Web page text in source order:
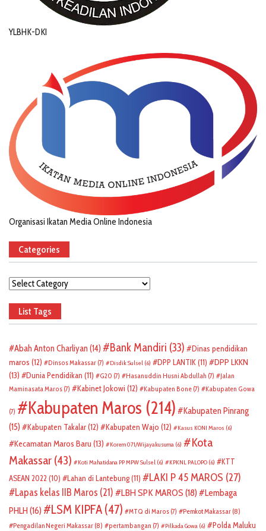
YLBHK-DKI
Organisasi Ikatan Media Online Indonesia
Categories
Categories
List Tags
Abah Anton Charliyan (14) Bank Mandiri (33)
Dinas pendidikan
maros (12) Dinsos Makassar (7) Disdik Sulsel (6) DPP LANTIK(11)
DPP LKKN
(13)
Dunia Pendidikan (11) G20 (7) Hasanuddin Husni Abdullah (7)
Jalan
Maminasata Maros (7) Kabinet Jokowi (12) Kabupaten Bone (7) Kabupaten Gowa
(7) Kabupaten Maros (214)
Kabupaten Pinrang
(15)
Kabupaten Takalar(12) Kabupaten Wajo (12) Kasus KONI Maros (6)
Kecamatan Maros Baru (13) Korem 071/Wijayakusuma (6)
Kota
Makassar (43) Koti Mahatidana PP MPW Sulsel (6) KPKNL PALOPO (6)
KTT
ASEAN 2022 (10) Lahan di Lantebung(11) LAKI P 45 MAROS (27)
Lapas kelas IIB Maros (21) LBH SPK MAROS (18)
Lembaga
PHLH (16) LSM KIPFA (47) MTQ di Maros (7) Pemkot Makassar (8)
Pengadilan Negeri Makassar (8) pertambangan (7) Pilkada Gowa (6)
Polda Maluku